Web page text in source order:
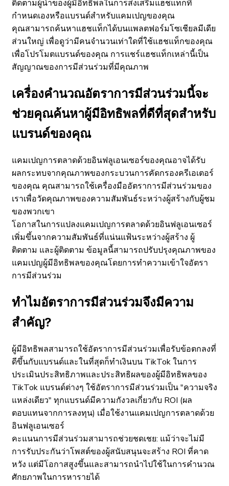
ติดตามผู้นำของผู้มีอิทธิพลในการส่งเสริมแฮชแท็กที่
กำหนดเองหรือแบรนด์สำหรับแคมเปญของคุณ
คุณสามารถค้นหาแฮชแท็กได้บนแพลตฟอร์มโซเชียลมีเดีย
ส่วนใหญ่ เพื่อดูว่ามีคนจำนวนเท่าใดที่ใช้แฮชแท็กของคุณ
เพื่อโปรโมตแบรนด์ของคุณ การแชร์แฮชแท็กเหล่านี้เป็น
สัญญาณของการมีส่วนร่วมที่มีคุณภาพ
เครื่องคำนวณอัตราการมีส่วนร่วมนี้จะ
ช่วยคุณค้นหาผู้มีอิทธิพลที่ดีที่สุดสำหรับ
แบรนด์ของคุณ
แคมเปญการตลาดด้วยอินฟลูเอนเซอร์ของคุณอาจได้รับ
ผลกระทบจากคุณภาพของกระบวนการคัดกรองครีเอเตอร์
ของคุณ คุณสามารถใช้เครื่องมืออัตราการมีส่วนร่วมของ
เราเพื่อวัดคุณภาพของความสัมพันธ์ระหว่างผู้สร้างกับผู้ชม
ของพวกเขา
โอกาสในการแปลงแคมเปญการตลาดด้วยอินฟลูเอนเซอร์
เพิ่มขึ้นจากความสัมพันธ์ที่แน่นแฟ้นระหว่างผู้สร้าง ผู้
ติดตาม และผู้ติดตาม ข้อมูลนี้สามารถปรับปรุงคุณภาพของ
แคมเปญผู้มีอิทธิพลของคุณโดยการทำความเข้าใจอัตรา
การมีส่วนร่วม
ทำไมอัตราการมีส่วนร่วมจึงมีความ
สำคัญ?
ผู้มีอิทธิพลสามารถใช้อัตราการมีส่วนร่วมเพื่อรับข้อตกลงที่
ดีขึ้นกับแบรนด์และในที่สุดก็ทำเงินบน TikTok ในการ
ประเมินประสิทธิภาพและประสิทธิผลของผู้มีอิทธิพลของ
TikTok แบรนด์ต่างๆ ใช้อัตราการมีส่วนร่วมเป็น "ความจริง
แหล่งเดียว" ทุกแบรนด์มีความกังวลเกี่ยวกับ ROI (ผล
ตอบแทนจากการลงทุน) เมื่อใช้งานแคมเปญการตลาดด้วย
อินฟลูเอนเซอร์
คะแนนการมีส่วนร่วมสามารถช่วยชดเชย: แม้ว่าจะไม่มี
การรับประกันว่าโพสต์ของผู้สนับสนุนจะสร้าง ROI ที่คาด
หวัง แต่มีโอกาสสูงขึ้นและสามารถนำไปใช้ในการคำนวณ
ศักยภาพในการหารายได้